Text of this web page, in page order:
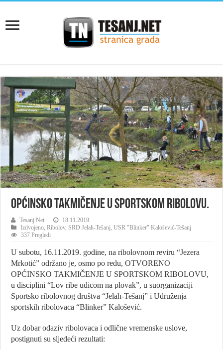
Općinsko takmičenje u sportskom ribolovu.
Tesanj Net
18.11.2019.
Izdvojeno ,Ribolov, SRD Jelah-Tešanj ,USR "Blinker" Kalošević-Tešanj
337 Pregledi
U subotu, 16.11.2019. godine, na ribolovnom reviru “Jezera
Mrkotić” održano je, osmo po redu, OTVORENO
OPĆINSKO TAKMIČENJE U SPORTSKOM RIBOLOVU,
u disciplini “Lov ribe udicom na plovak”, u suorganizaciji
Sportsko ribolovnog društva “Jelah-Tešanj” i Udruženja
sportskih ribolovaca “Blinker” Kalošević.
Uz dobar odaziv ribolovaca i odlične vremenske uslove,
postignuti su sljedeći rezultati: